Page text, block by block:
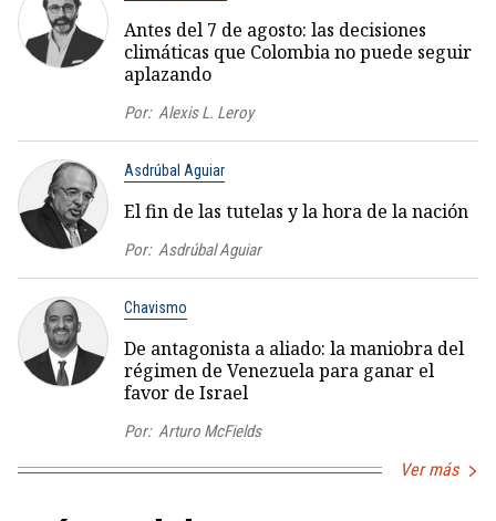
Antes del 7 de agosto: las decisiones
climáticas que Colombia no puede seguir
aplazando
Por: Alexis L. Leroy
Asdrúbal Aguiar
El fin de las tutelas y la hora de la nación
Por: Asdrúbal Aguiar
Chavismo
De antagonista a aliado: la maniobra del
régimen de Venezuela para ganar el
favor de Israel
Por: Arturo McFields
Ver más